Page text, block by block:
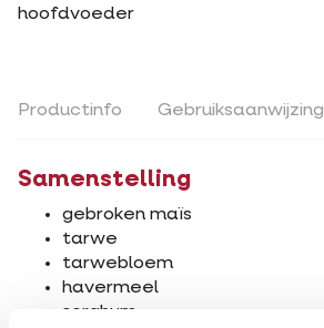
hoofdvoeder
Productinfo Gebruiksaanwijzing
Samenstelling
gebroken maïs
tarwe
tarwebloem
havermeel
sorghum